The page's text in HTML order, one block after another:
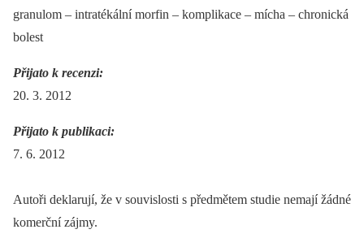
granulom –⁠ intratékální morfin –⁠ komplikace –⁠ mícha –⁠ chronická
bolest
Přijato k recenzi:
20. 3. 2012
Přijato k publikaci:
7. 6. 2012
Autoři deklarují, že v souvislosti s předmětem studie nemají žádné
komerční zájmy.